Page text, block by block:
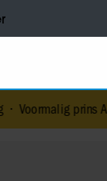
Andrew werd